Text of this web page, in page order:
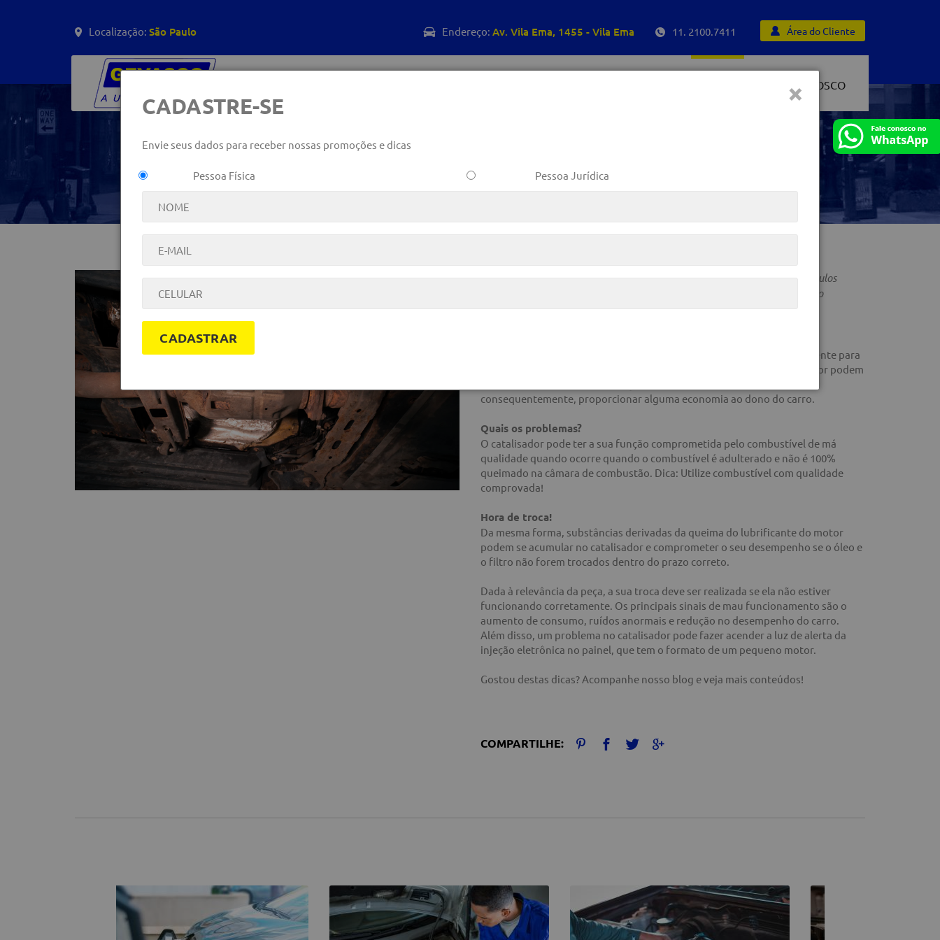
CADASTRE-SE
Envie seus dados para receber nossas promoções e dicas
Pessoa Física Pessoa Jurídica
CADASTRAR
×
Localização: São Paulo Área do Cliente
11. 2100.7411
Endereço: Av. Vila Ema, 1455 - Vila Ema
FALE CONOSCO
Componente fundamental para reduzir as emissões de poluentes pelos veículos
automotivos, o catalisador é desenvolvido para ter a mesma durabilidade do
Porém, é preciso realizar as revisões e manutenções do carro corretamente para
que isso aconteça, algumas atitudes simples do motorista e do reparador podem
consequentemente, proporcionar alguma economia ao dono do carro.
Quais os problemas?
O catalisador pode ter a sua função comprometida pelo combustível de má
qualidade quando ocorre quando o combustível é adulterado e não é 100%
queimado na câmara de combustão. Dica: Utilize combustível com qualidade
comprovada!
Hora de troca!
Da mesma forma, substâncias derivadas da queima do lubrificante do motor
podem se acumular no catalisador e comprometer o seu desempenho se o óleo e
o filtro não forem trocados dentro do prazo correto.
Dada à relevância da peça, a sua troca deve ser realizada se ela não estiver
funcionando corretamente. Os principais sinais de mau funcionamento são o
aumento de consumo, ruídos anormais e redução no desempenho do carro.
Além disso, um problema no catalisador pode fazer acender a luz de alerta da
injeção eletrônica no painel, que tem o formato de um pequeno motor.
Gostou destas dicas? Acompanhe nosso blog e veja mais conteúdos!
COMPARTILHE: